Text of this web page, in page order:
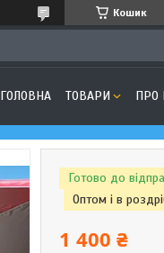
Кошик
ГОЛОВНА ТОВАРИ ПРО
Готово до
Оптом і в
1 400 ₴